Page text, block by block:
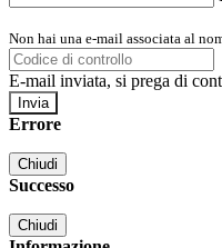
Non hai una e-mail associata al
E-mail inviata, si prega di
Errore
Chiudi
Successo
Chiudi